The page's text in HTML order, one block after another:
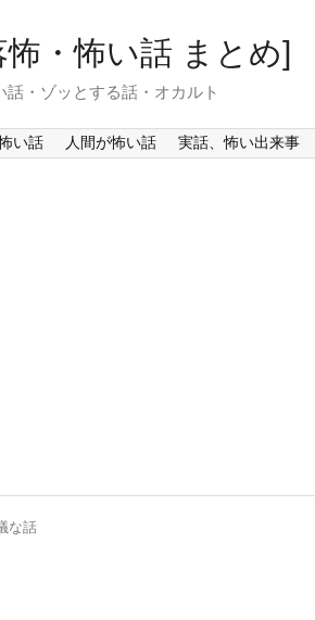
怖・怖い話 まとめ]
・ゾッとする話・オカルト
い話 人間が怖い話 実話、怖い出来事
な話